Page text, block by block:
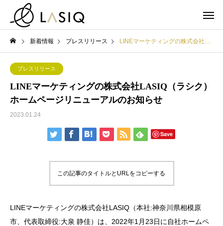
新着情報 プレスリリース LINEマーケティングの株式会社LASIQ（ラシク） ホームページリニューアルのお知らせ
プレスリリース
LINEマーケティングの株式会社LASIQ（ラシク）
ホームページリニューアルのお知らせ
2023.01.24
Save
この記事のタイトルとURLをコピーする
LINEマーケティングの株式会社LASIQ（本社:神奈川県相模原
市、代表取締役:大泉 静佳）は、2022年1月23日に自社ホームペ